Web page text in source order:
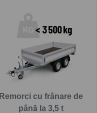
Remorci cu frânare de
până la 3,5 t